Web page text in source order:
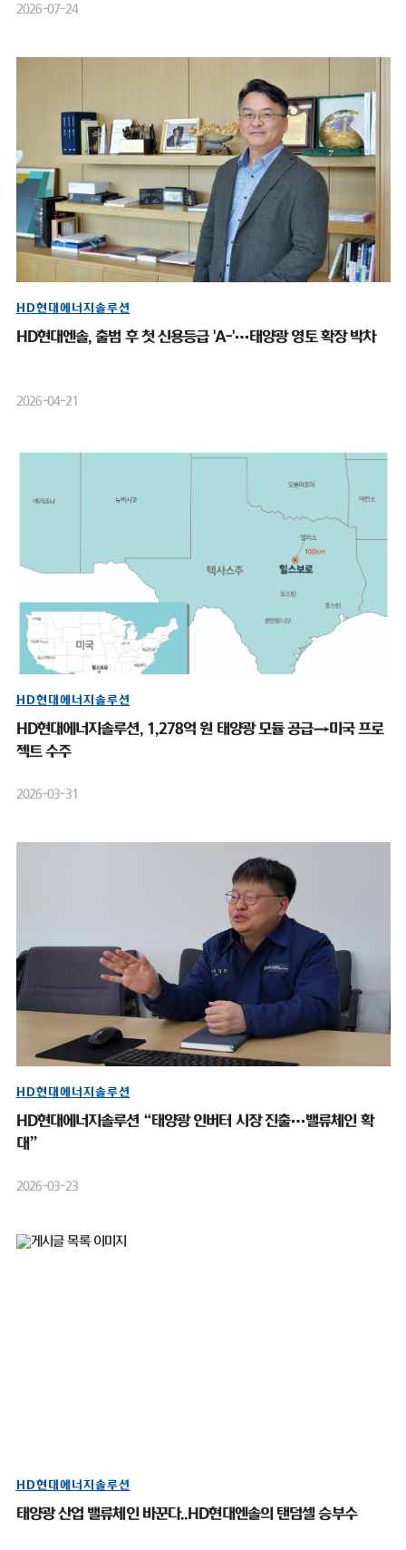
2026-07-24
HD현대에너지솔루션
HD현대엔솔, 출범 후 첫 신용등급 'A-'…태양광 영토 확장 박차
2026-04-21
HD현대에너지솔루션
HD현대에너지솔루션, 1,278억 원 태양광 모듈 공급→미국 프로
젝트 수주
2026-03-31
HD현대에너지솔루션
HD현대에너지솔루션 “태양광 인버터 시장 진출…밸류체인 확
대”
2026-03-23
HD현대에너지솔루션
태양광 산업 밸류체인 바꾼다..HD현대엔솔의 탠덤셀 승부수